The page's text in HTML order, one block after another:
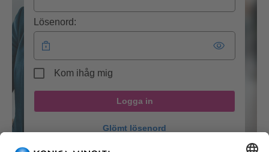
Lösenord:
Kom ihåg mig
Logga in
Glömt lösenord